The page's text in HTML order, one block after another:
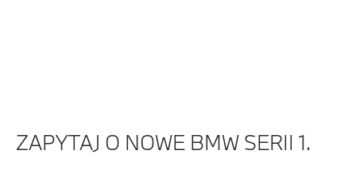
ZAPYTAJ O NOWE BMW SERII 1.